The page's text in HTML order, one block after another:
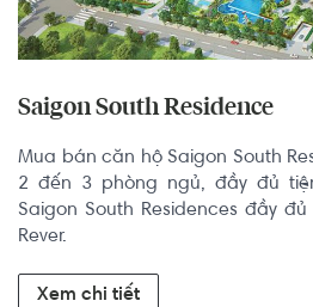
Saigon South Residence
Mua bán căn hộ Saigon South
2 đến 3 phòng ngủ, đầy đủ
Saigon South Residences đầy
Rever.
Xem chi tiết